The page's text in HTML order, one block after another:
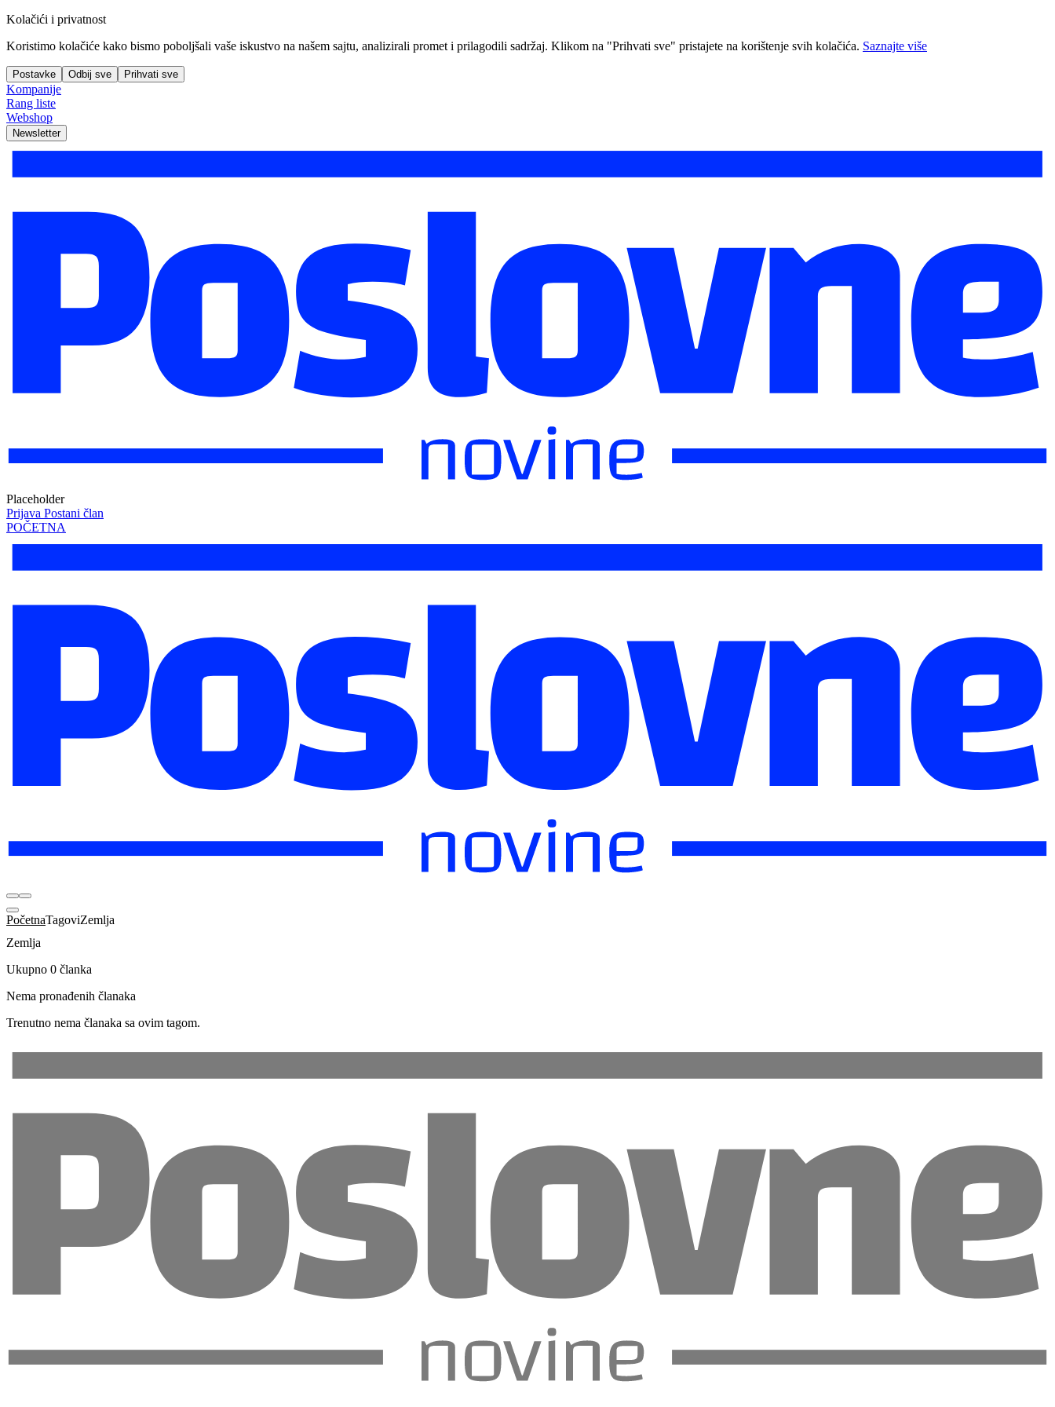
Kolačići i privatnost
Koristimo kolačiće kako bismo poboljšali vaše iskustvo na našem sajtu, analizirali promet i prilagodili sadržaj. Klikom na "Prihvati sve" pristajete na korištenje svih kolačića. Saznajte više
Postavke Odbij sve Prihvati sve
Kompanije
Rang liste
Webshop
Newsletter
Placeholder
Prijava Postani član
POČETNA
PočetnaTagoviZemlja
Zemlja
Ukupno 0 članka
Nema pronađenih članaka
Trenutno nema članaka sa ovim tagom.